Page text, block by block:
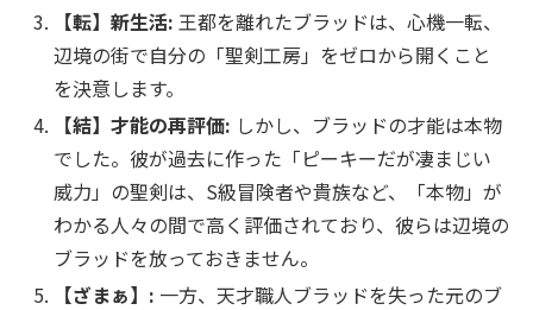
【転】新生活: 王都を離れたブラッドは、心機一転、
辺境の街で自分の「聖剣工房」をゼロから開くこと
を決意します。
【結】才能の再評価: しかし、ブラッドの才能は本物
でした。彼が過去に作った「ピーキーだが凄まじい
威力」の聖剣は、S級冒険者や貴族など、「本物」が
わかる人々の間で高く評価されており、彼らは辺境の
ブラッドを放っておきません。
【ざまぁ】: 一方、天才職人ブラッドを失った元のブ